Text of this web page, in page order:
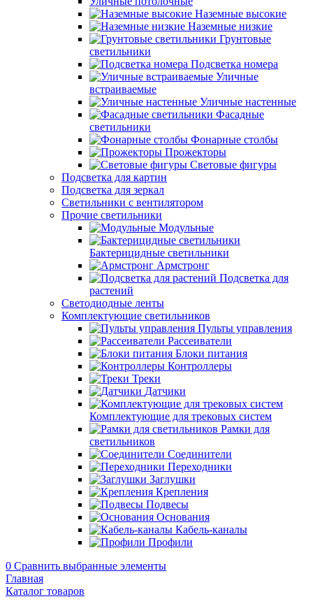
Наземные высокие
Наземные низкие
Грунтовые
светильники
Подсветка номера
Уличные
встраиваемые
Уличные настенные
Фасадные
светильники
Фонарные столбы
Прожекторы
Световые фигуры
Подсветка для картин
Подсветка для зеркал
Светильники с вентилятором
Прочие светильники
Модульные
Бактерицидные светильники
Армстронг
Подсветка для
растений
Светодиодные ленты
Комплектующие светильников
Пульты управления
Рассеиватели
Блоки питания
Контроллеры
Треки
Датчики
Комплектующие для трековых систем
Рамки для
светильников
Соединители
Переходники
Заглушки
Крепления
Подвесы
Основания
Кабель-каналы
Профили
0 Сравнить выбранные элементы
Главная
Каталог товаров